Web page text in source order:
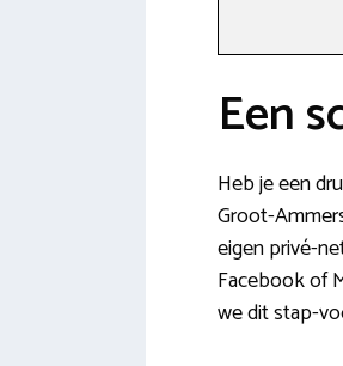
Een
Heb je een
Groot-
eigen privé-
Facebook of
we dit stap-